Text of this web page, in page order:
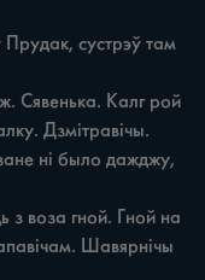
Дзмітравічы.
Шавярнічы